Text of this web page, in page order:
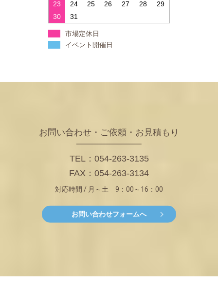
23
24 25 26 27 28
29
30
31
市場定休日
イベント開催日
お問い合わせ・ご依頼・お見積もり
TEL：054-263-3135
FAX：054-263-3134
対応時間 / 月～土 9：00～16：00
お問い合わせフォームへ